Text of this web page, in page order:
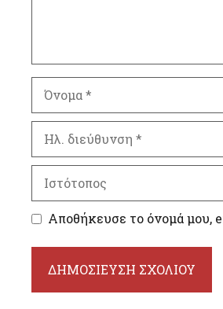
Όνομα
διεύθυνση
Ιστότοπος
Αποθήκευσε το όνομά μου,